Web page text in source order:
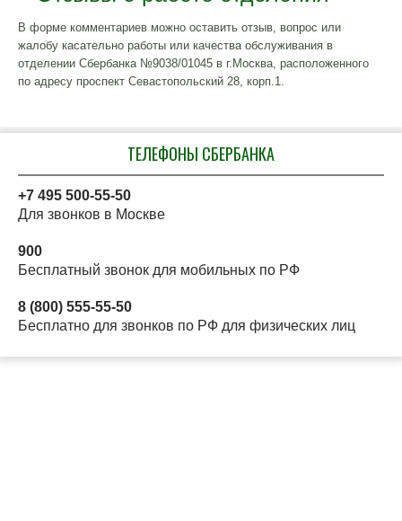
В форме комментариев можно оставить отзыв, вопрос или
жалобу касательно работы или качества обслуживания в
отделении Сбербанка №9038/01045 в г.Москва, расположенного
по адресу проспект Севастопольский 28, корп.1.
ТЕЛЕФОНЫ СБЕРБАНКА
+7 495 500-55-50
Для звонков в Москве
900
Бесплатный звонок для мобильных по РФ
8 (800) 555-55-50
Бесплатно для звонков по РФ для физических лиц